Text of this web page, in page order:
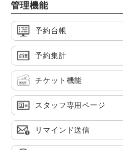
管理機能
予約台帳
予約集計
チケット機能
スタッフ専用ページ
リマインド送信